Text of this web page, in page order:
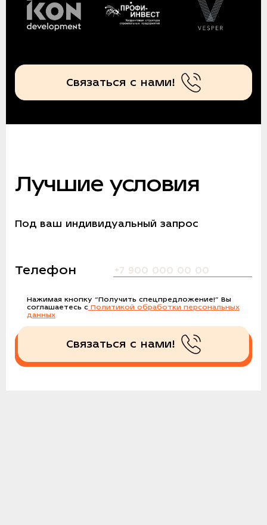
Связаться с нами!
Лучшие условия
Под ваш индивидуальный запрос
Телефон
Нажимая кнопку “Получить спецпредложение!” Вы
соглашаетесь с Политикой обработки персональных
данных
Получить спецпредложение!
Связаться с нами!